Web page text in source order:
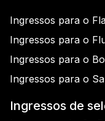
Ingressos para o
Ingressos para o
Ingressos para o
Ingressos para o
Ingressos de